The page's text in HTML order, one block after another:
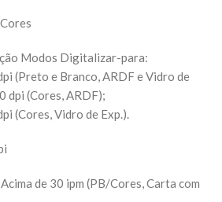
Modos Digitalizar-para:
(Preto e Branco, ARDF e Vidro de
(Cores, ARDF);
(Cores, Vidro de Exp.).
de 30 ipm (PB/Cores, Carta com